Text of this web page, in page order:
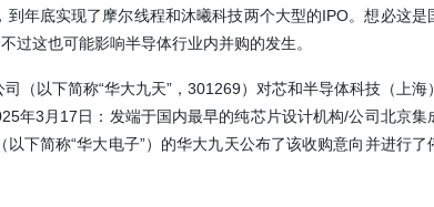
年底实现了摩尔线程和沐曦科技两个大型的IPO。想必这是
过这也可能影响半导体行业内并购的发生。
（以下简称“华大九天”，301269）对芯和半导体科技（上海）
年3月17日：发端于国内最早的纯芯片设计机构/公司北京集
下简称“华大电子”）的华大九天公布了该收购意向并进行了